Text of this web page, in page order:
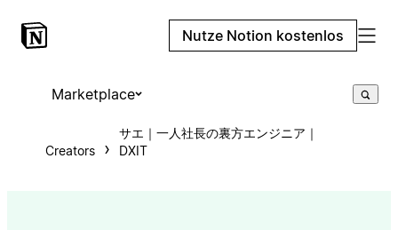
Nutze Notion kostenlos
Marketplace
Creators
サエ｜一人社長の裏方エンジニア｜
DXIT